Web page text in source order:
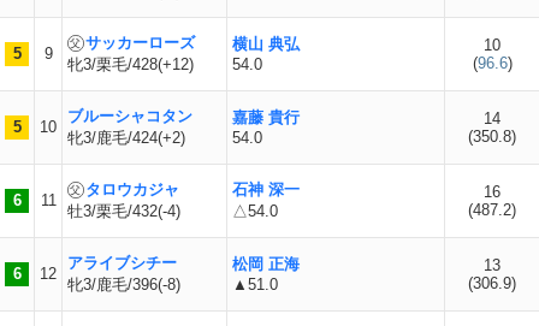
5 9
サッカーローズ
牝3/栗毛/428(+12)
横山 典弘
54.0
10
(96.6)
5 10
ブルーシャコタン
牝3/鹿毛/424(+2)
嘉藤 貴行
54.0
14
(350.8)
6 11
タロウカジャ
牡3/栗毛/432(-4)
石神 深一
△54.0
16
(487.2)
6 12
アライブシチー
牝3/鹿毛/396(-8)
松岡 正海
▲51.0
13
(306.9)